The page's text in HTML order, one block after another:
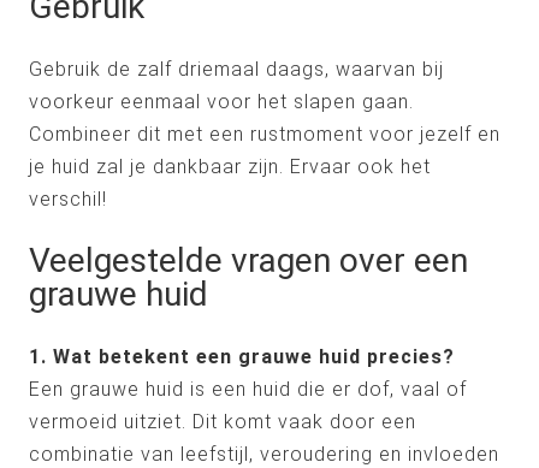
Gebruik de zalf driemaal daags, waarvan bij
voorkeur eenmaal voor het slapen gaan.
Combineer dit met een rustmoment voor jezelf en
je huid zal je dankbaar zijn. Ervaar ook het
verschil!
Veelgestelde vragen over een
grauwe huid
1. Wat betekent een grauwe huid precies?
Een grauwe huid is een huid die er dof, vaal of
vermoeid uitziet. Dit komt vaak door een
combinatie van leefstijl, veroudering en invloeden